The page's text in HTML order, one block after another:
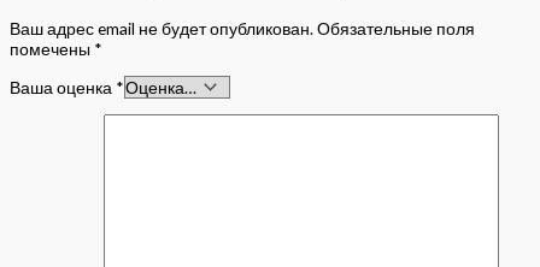
Ваш адрес email не будет опубликован.Обязательные поля
помечены *
Ваша оценка *